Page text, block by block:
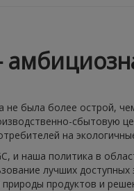
не была более острой,
сбытовую
на
и наша политика в
лучших доступных
продуктов и